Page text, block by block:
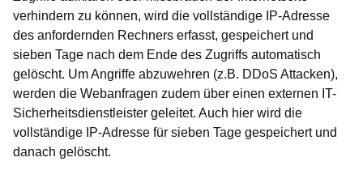
verhindern zu können, wird die vollständige IP-Adresse
des anfordernden Rechners erfasst, gespeichert und
sieben Tage nach dem Ende des Zugriffs automatisch
gelöscht. Um Angriffe abzuwehren (z.B. DDoS Attacken),
werden die Webanfragen zudem über einen externen IT-
Sicherheitsdienstleister geleitet. Auch hier wird die
vollständige IP-Adresse für sieben Tage gespeichert und
danach gelöscht.